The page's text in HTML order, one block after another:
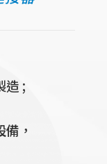
造 ;
，